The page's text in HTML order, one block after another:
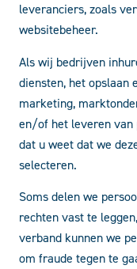
leveranciers, zoals
websitebeheer.
Als wij bedrijven
diensten, het opslaan
marketing,
en/of het leveren van
dat u weet dat we
selecteren.
Soms delen we
rechten vast te
verband kunnen we
om fraude tegen te